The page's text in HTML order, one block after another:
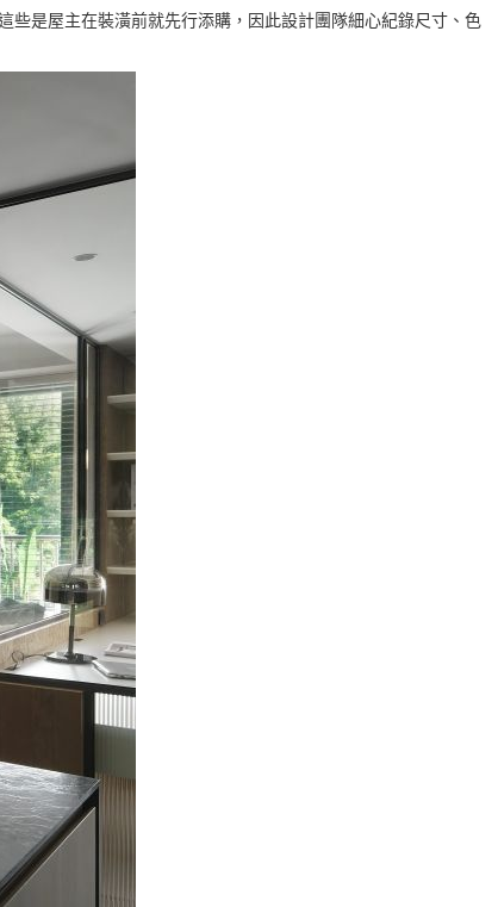
是屋主在裝潢前就先行添購，因此設計團隊細心紀錄尺寸、色